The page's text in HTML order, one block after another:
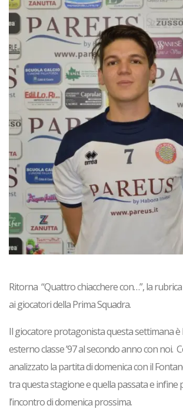
Ritorna “Quattro chiacchere con…”, larubrica
aigiocatori della Prima Squadra.
Il giocatore protagonista questa settimana
esterno classe ’97 al secondo anno con noi.
analizzato la partita di domenica con il
tra questa stagione e quella passata e infine
l’incontro di domenica prossima.